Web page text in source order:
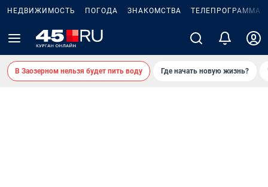
НЕДВИЖИМОСТЬ ПОГОДА ЗНАКОМСТВА ТЕЛЕПРОГРАММА
В Заозерном нельзя будет пить воду Где начать новую жизнь?